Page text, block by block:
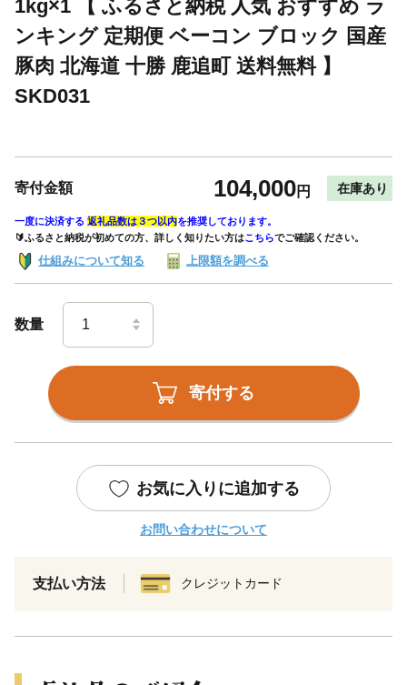
1kg×1 【 ふるさと納税 人気 おすすめ ラ
ンキング 定期便 ベーコン ブロック 国産
豚肉 北海道 十勝 鹿追町 送料無料 】
SKD031
寄付金額 104,000円 在庫あり
一度に決済する 返礼品数は３つ以内を推奨しております。
🔰ふるさと納税が初めての方、詳しく知りたい方はこちらでご確認ください。
仕組みについて知る 上限額を調べる
数量
寄付する
お気に入りに追加する
お問い合わせについて
支払い方法 クレジットカード